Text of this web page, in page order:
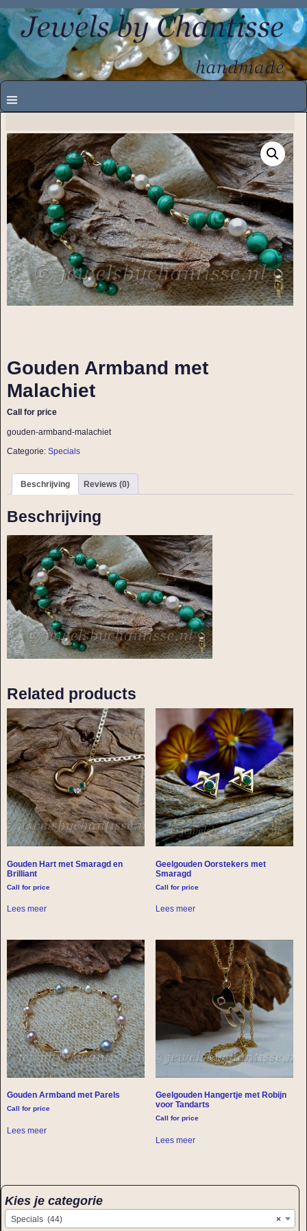
Gouden Armband met
Malachiet
Call for price
gouden-armband-malachiet
Categorie: Specials
Beschrijving Reviews (0)
Beschrijving
Related products
Gouden Hart met Smaragd en
Brilliant
Call for price
Lees meer
Geelgouden Oorstekers met
Smaragd
Call for price
Lees meer
Gouden Armband met Parels
Call for price
Lees meer
Geelgouden Hangertje met Robijn
voor Tandarts
Call for price
Lees meer
Kies je categorie
×
Specials (44)